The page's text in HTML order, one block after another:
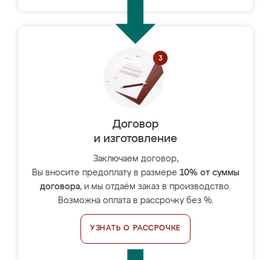
Договор
и изготовление
Заключаем договор,
Вы вносите предоплату в размере 10% от суммы
договора, и мы отдаём заказ в производство.
Возможна оплата в рассрочку без %.
УЗНАТЬ О РАССРОЧКЕ